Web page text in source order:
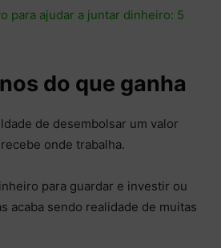
para ajudar a juntar dinheiro: 5
do que ganha
de desembolsar um valor
onde trabalha.
para guardar e investir ou
acaba sendo realidade de muitas